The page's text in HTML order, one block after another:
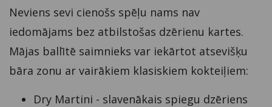
Neviens sevi cienošs spēļu nams nav
iedomājams bez atbilstošas dzērienu kartes.
Mājas ballītē saimnieks var iekārtot atsevišķu
bāra zonu ar vairākiem klasiskiem kokteiļiem:
Dry Martini - slavenākais spiegu dzēriens